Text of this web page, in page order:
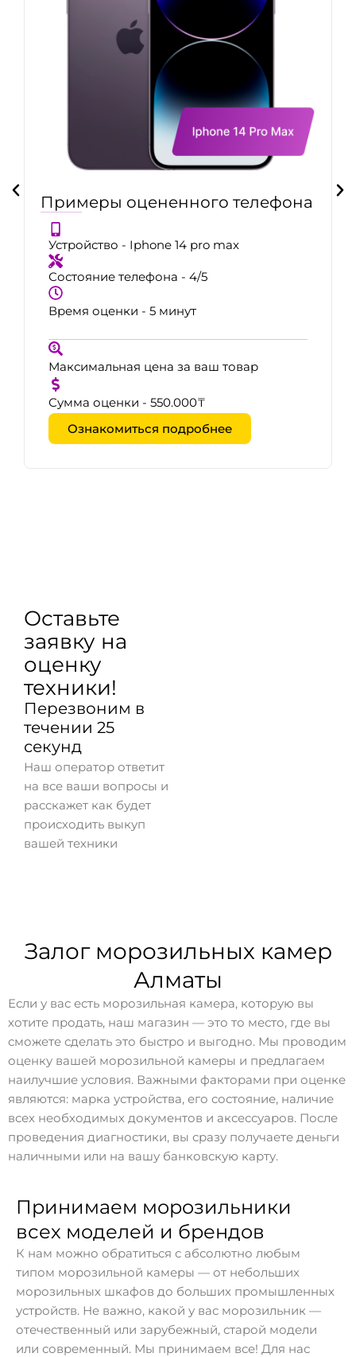
Примеры оцененного телефона
Устройство - Iphone 14 pro max
Состояние телефона - 4/5
Время оценки - 5 минут
Максимальная цена за ваш товар
Сумма оценки - 550.000₸
Ознакомиться подробнее
Оставьте
заявку на
оценку
техники!
Перезвоним в
течении 25
секунд
Наш оператор ответит
на все ваши вопросы и
расскажет как будет
происходить выкуп
вашей техники
Залог морозильных камер
Алматы
Если у вас есть морозильная камера, которую вы
хотите продать, наш магазин — это то место, где вы
сможете сделать это быстро и выгодно. Мы проводим
оценку вашей морозильной камеры и предлагаем
наилучшие условия. Важными факторами при оценке
являются: марка устройства, его состояние, наличие
всех необходимых документов и аксессуаров. После
проведения диагностики, вы сразу получаете деньги
наличными или на вашу банковскую карту.
Принимаем морозильники
всех моделей и брендов
К нам можно обратиться с абсолютно любым
типом морозильной камеры — от небольших
морозильных шкафов до больших промышленных
устройств. Не важно, какой у вас морозильник —
отечественный или зарубежный, старой модели
или современный. Мы принимаем все! Для нас